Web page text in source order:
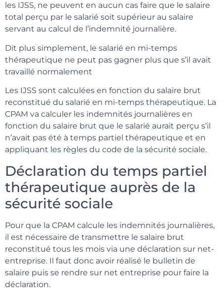
les IJSS, ne peuvent en aucun cas faire que le salaire
total perçu par le salarié soit supérieur au salaire
servant au calcul de l’indemnité journalière.
Dit plus simplement, le salarié en mi-temps
thérapeutique ne peut pas gagner plus que s’il avait
travaillé normalement
Les IJSS sont calculées en fonction du salaire brut
reconstitué du salarié en mi-temps thérapeutique. La
CPAM va calculer les indemnités journalières en
fonction du salaire brut que le salarié aurait perçu s’il
n’avait pas été à temps partiel thérapeutique et en
appliquant les règles du code de la sécurité sociale.
Déclaration du temps partiel
thérapeutique auprès de la
sécurité sociale
Pour que la CPAM calcule les indemnités journalières,
il est nécessaire de transmettre le salaire brut
reconstitué tous les mois via une déclaration sur net-
entreprise. Il faut donc avoir réalisé le bulletin de
salaire puis se rendre sur net entreprise pour faire la
déclaration.